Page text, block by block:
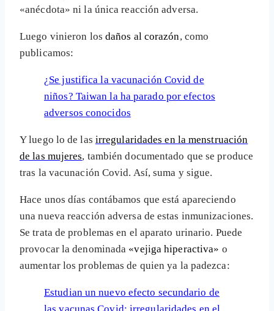
«anécdota» ni la única reacción adversa.
Luego vinieron los daños al corazón, como
publicamos:
¿Se justifica la vacunación Covid de
niños? Taiwan la ha parado por efectos
adversos conocidos
Y luego lo de las irregularidades en la menstruación
de las mujeres, también documentado que se produce
tras la vacunación Covid. Así, suma y sigue.
Hace unos días contábamos que está apareciendo
una nueva reacción adversa de estas inmunizaciones.
Se trata de problemas en el aparato urinario. Puede
provocar la denominada «vejiga hiperactiva» o
aumentar los problemas de quien ya la padezca:
Estudian un nuevo efecto secundario de